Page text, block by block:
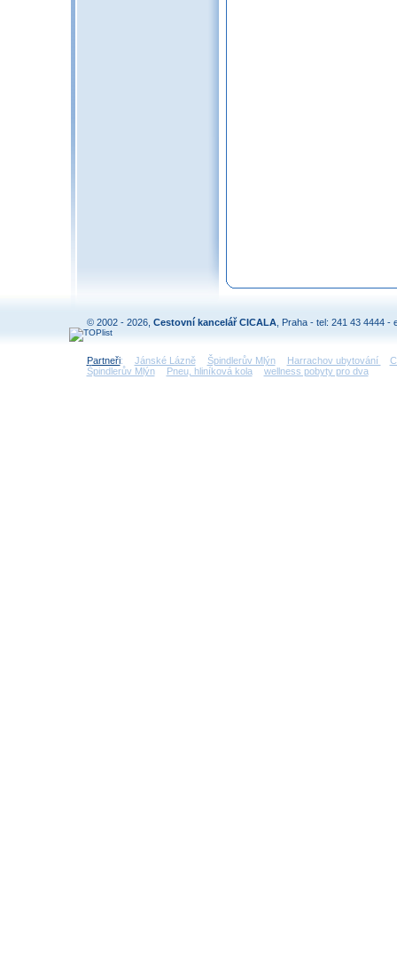
© 2002 - 2026, Cestovní kancelář CICALA , Praha - tel: 241 43 4444 -
Partneři: Jánské Lázně Špindlerův Mlýn Harrachov ubytování
Špindlerův Mlýn
Pneu, hliníková kola wellness pobyty pro dva